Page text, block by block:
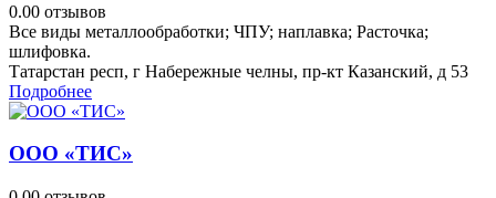
0.00 отзывов
Все виды металлообработки; ЧПУ; наплавка; Расточка;
шлифовка.
Татарстан респ, г Набережные челны, пр-кт Казанский, д 53
Подробнее
ООО «ТИС»